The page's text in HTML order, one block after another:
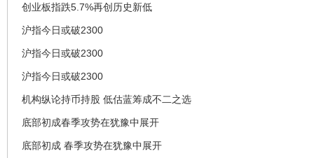
创业板指跌5.7%再创历史新低
沪指今日或破2300
沪指今日或破2300
沪指今日或破2300
机构纵论持币持股 低估蓝筹成不二之选
底部初成春季攻势在犹豫中展开
底部初成 春季攻势在犹豫中展开